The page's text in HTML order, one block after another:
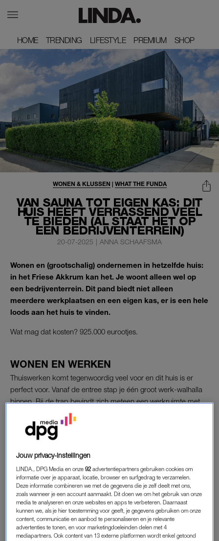
HOME
HOME TRENDING
TRENDING LIFESTYLE
LIFESTYLE PREMIUM
PREMIUM SHOP
SHOP
VAN SAUNA TOT EIGEN KAS: DIT
HUIS HEEFT VERRASSEND VEEL
TE BIEDEN (AL STAAT HET OP
EEN BEDRIJVENTERREIN)
WONEN & KLUSSEN | WHAT THE FUNDA
20-07-2025 | ANNA SCHAAFSMA
Wonen en (grootschalig) ondernemen in hetzelfde huis:
in het Friese Akkrum kan het. Je woont alleen wel op
een bedrijventerrein. Dit pand biedt niet alleen
meerdere werkplaatsen en een eigen kas, er is een hele
loods aan het huis te vinden.
Wat mag dat kosten? 925.000 eurootjes.
WONEN EN WERKEN
Thuiswerken komt tegenwoordig veel voor en dit huis is er
perfect voor. Vanaf de entree stap je één groot werk-walhalla
binnen. Bij de trap bevindt zich meteen een werkruimte met
nog een zitgedeelte.
Verder kom je nog meer ruimtes tegen: drie slaapkamers, een
een stookruimte en nóg een werkplaats. Als je doorloopt
ontdek je iets wat je niet in een doorsnee woning tegenkomt:
een enorme loods. Deze loods heeft welgeteld een hoogte van
ongeveer 6,5 meter. Of je nu droomt van je eigen studio,
werkplaats of zelfs mini-fabriek:het kan hierin Fryslân.
Er zit niet alleen een loods verborgen in dit grote pand, er is
ook nogeen saunate vinden. Altijd fijn na een hele lange dag
Jouw privacy-instellingen
LINDA., DPG Media en onze92 advertentiepartners gebruiken cookies om
informatie over je apparaat, locatie, browser en surfgedrag te verzamelen.
Deze informatie combineren we met de gegevens die je zelf deelt met ons,
zoals wanneer je een account aanmaakt. Dit doen we om het gebruik van onze
media te analyseren en onze websites en apps te verbeteren. Daarnaast
kunnen we, als je hier toestemming voor geeft, je gegevens gebruiken om onze
content, communicatie en aanbod te personaliseren en je relevante
advertenties te tonen, en voor marketingdoeleinden delen met 4
mediapartners. Ook content van 13 externe platformen wordt enkel getoond